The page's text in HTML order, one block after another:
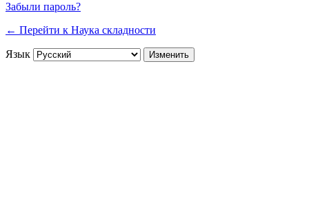
Забыли пароль?
← Перейти к Наука складности
Язык